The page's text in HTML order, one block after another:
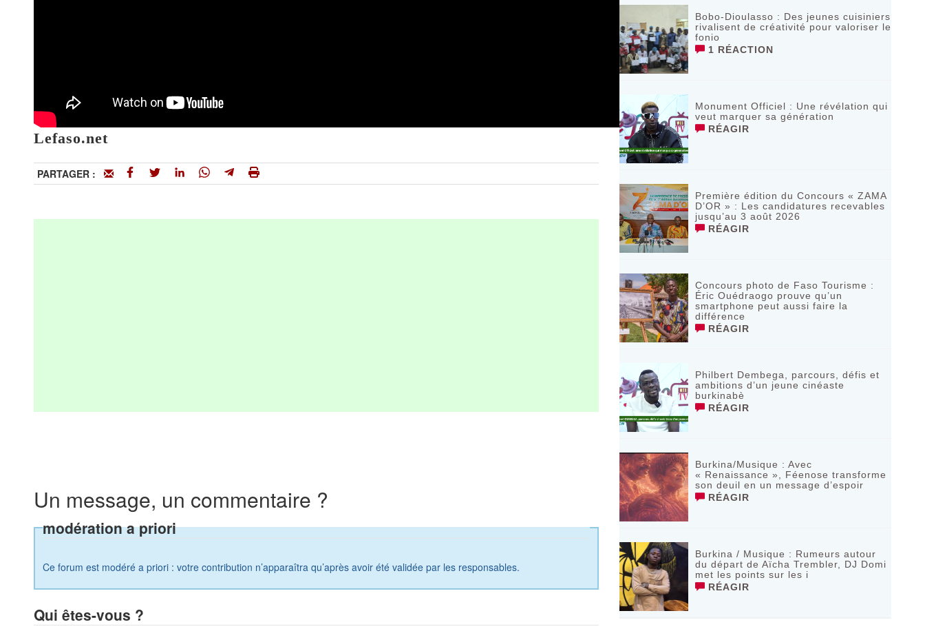
Lefaso.net
PARTAGER :
Un message, un commentaire ?
modération a priori
Ce forum est modéré a priori : votre contribution n’apparaîtra qu’après avoir été validée par les responsables.
Qui êtes-vous ?
Bobo-Dioulasso : Des jeunes cuisiniers
rivalisent de créativité pour valoriser le
fonio
1 RÉACTION
Monument Officiel : Une révélation qui
veut marquer sa génération
RÉAGIR
‎Première édition du Concours « ZAMA
D’OR » : Les candidatures recevables
jusqu’au 3 août 2026 ‎
RÉAGIR
Concours photo de Faso Tourisme :
Éric Ouédraogo prouve qu’un
smartphone peut aussi faire la
différence
RÉAGIR
Philbert Dembega, parcours, défis et
ambitions d’un jeune cinéaste
burkinabè
RÉAGIR
Burkina/Musique : Avec
« Renaissance », Féenose transforme
son deuil en un message d’espoir
RÉAGIR
Burkina / Musique : Rumeurs autour
du départ de Aïcha Trembler, DJ Domi
met les points sur les i
RÉAGIR